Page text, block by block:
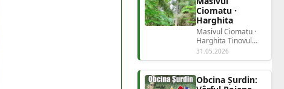
Ciomatu ·
Harghita
Masivul Ciomatu ·
Harghita Tinovul
Mohoșrezervație
naturală în crater...
31.05.2026
Obcina Șurdin: